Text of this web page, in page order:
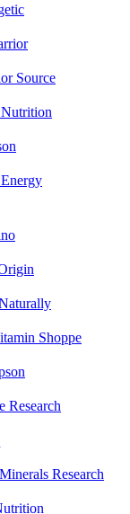
Source
Shoppe
Research
Research